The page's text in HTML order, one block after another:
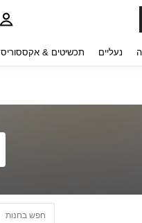
נעליים תכשיטים & אקססוריס